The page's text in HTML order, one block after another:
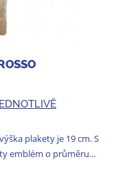
plakety je 19 cm. S
emblém o průměru...